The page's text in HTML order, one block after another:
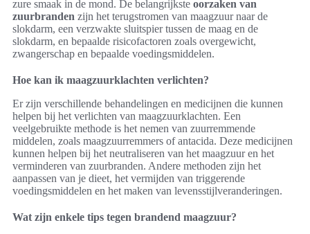
zure smaak in de mond. De belangrijkste oorzaken van
zuurbranden zijn het terugstromen van maagzuur naar de
slokdarm, een verzwakte sluitspier tussen de maag en de
slokdarm, en bepaalde risicofactoren zoals overgewicht,
zwangerschap en bepaalde voedingsmiddelen.
Hoe kan ik maagzuurklachten verlichten?
Er zijn verschillende behandelingen en medicijnen die kunnen
helpen bij het verlichten van maagzuurklachten. Een
veelgebruikte methode is het nemen van zuurremmende
middelen, zoals maagzuurremmers of antacida. Deze medicijnen
kunnen helpen bij het neutraliseren van het maagzuur en het
verminderen van zuurbranden. Andere methoden zijn het
aanpassen van je dieet, het vermijden van triggerende
voedingsmiddelen en het maken van levensstijlveranderingen.
Wat zijn enkele tips tegen brandend maagzuur?